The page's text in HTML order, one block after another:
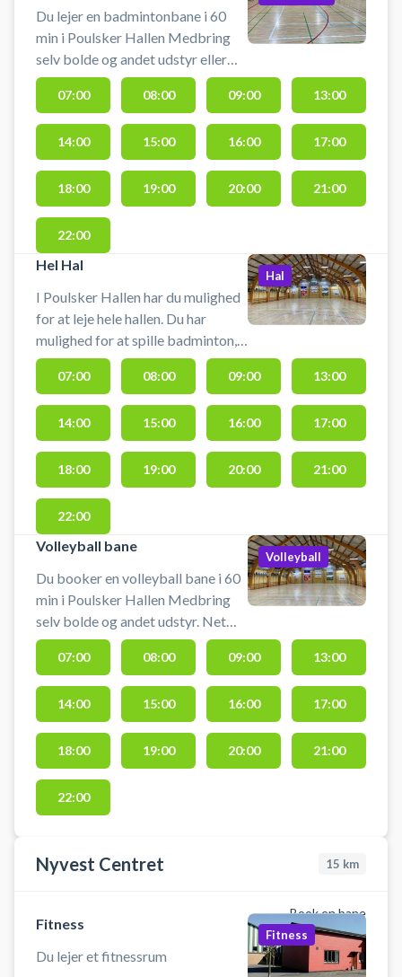
Du lejer en badmintonbane i 60
min i Poulsker Hallen Medbring
selv bolde og andet udstyr eller
kontakte udbyder. Der er
mulighed for at klæde om og gå i
bad i vores omklædningsrum.
07:00 08:00 09:00 13:00
14:00 15:00 16:00 17:00
18:00 19:00 20:00 21:00
22:00
Hel Hal
I Poulsker Hallen har du mulighed
for at leje hele hallen. Du har
mulighed for at spille badminton,
fodbold, floorball, volleyball. Du
skal selv medbringe udstyr eller
kontakte udbyder direkte.
Hal
07:00 08:00 09:00 13:00
14:00 15:00 16:00 17:00
18:00 19:00 20:00 21:00
22:00
Volleyball bane
Du booker en volleyball bane i 60
min i Poulsker Hallen Medbring
selv bolde og andet udstyr. Net
skal selv opsættes, og tages ned
igen efter endt spil. Omklædning
og parkering ved hallen tilgængeli
Volleyball
07:00 08:00 09:00 13:00
14:00 15:00 16:00 17:00
18:00 19:00 20:00 21:00
22:00
Nyvest Centret 15 km
Book en bane
Fitness
Du lejer et fitnessrum
Fitness